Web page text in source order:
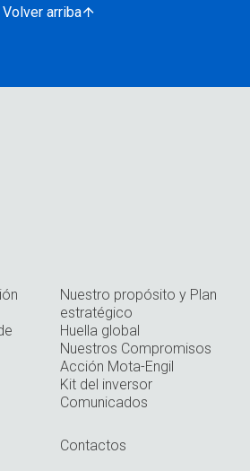
Volver arriba
Nuestro propósito y Plan
estratégico
Huella global
Nuestros Compromisos
Acción Mota-Engil
Kit del inversor
Comunicados
Contactos